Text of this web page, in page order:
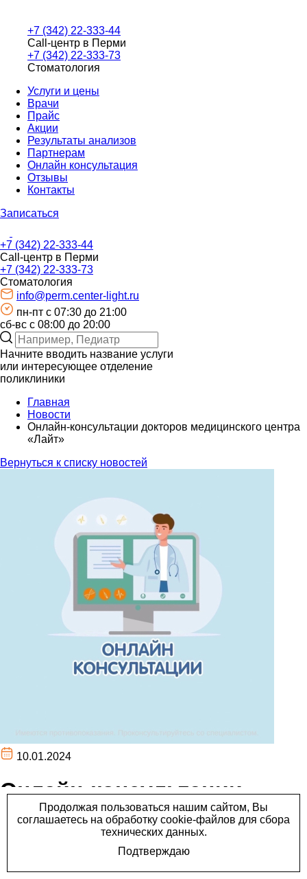
+7 (342) 22-333-44
Call-центр в Перми
+7 (342) 22-333-73
Стоматология
Услуги и цены
Врачи
Прайс
Акции
Результаты анализов
Партнерам
Онлайн консультация
Отзывы
Контакты
Записаться
+7 (342) 22-333-44
Call-центр в Перми
+7 (342) 22-333-73
Стоматология
info@perm.center-light.ru
пн-пт c 07:30 до 21:00
сб-вс с 08:00 до 20:00
Начните вводить название услуги
или интересующее отделение
поликлиники
Главная
Новости
Онлайн-консультации докторов медицинского центра
«Лайт»
Вернуться к списку новостей
10.01.2024
Онлайн-консультации
докторов медицинского
центра «Лайт»
Удобный сервис для тех клиентов, кто не успевает посетить